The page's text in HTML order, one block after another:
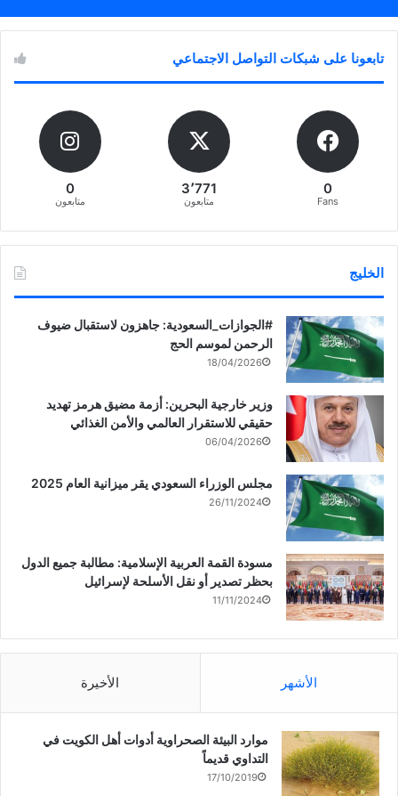
تابعونا على شبكات التواصل الاجتماعي
0
Fans
3٬771
متابعون
0
متابعون
الخليج
‏‎#الجوازات_السعودية: جاهزون لاستقبال ضيوف
الرحمن لموسم الحج
18/04/2026
وزير خارجية البحرين: أزمة مضيق هرمز تهديد
حقيقي للاستقرار العالمي والأمن الغذائي
06/04/2026
مجلس الوزراء السعودي يقر ميزانية العام 2025
26/11/2024
مسودة القمة العربية الإسلامية: مطالبة جميع الدول
بحظر تصدير أو نقل الأسلحة لإسرائيل
11/11/2024
الأشهر الأخيرة
موارد البيئة الصحراوية أدوات أهل الكويت في
التداوي قديماً
17/10/2019